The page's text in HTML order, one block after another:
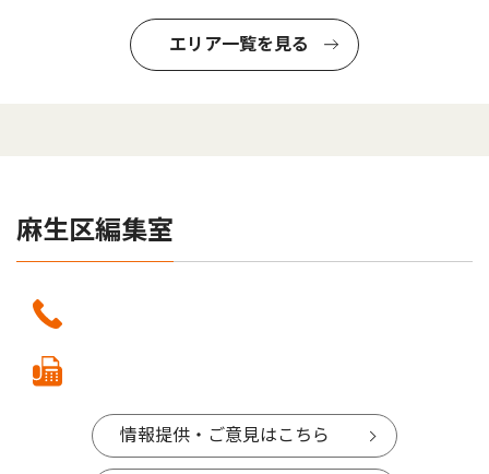
エリア一覧を見る
麻生区編集室
情報提供・ご意見はこちら